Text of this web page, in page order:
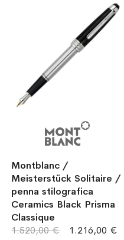
Montblanc /
Meisterstück Solitaire /
penna stilografica
Ceramics Black Prisma
Classique
1.216,00 €
1.520,00 €